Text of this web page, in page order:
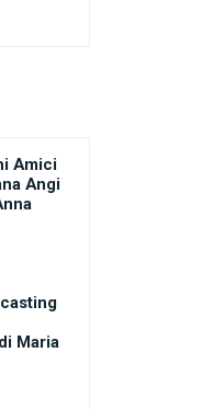
Amici
Angi
Maria